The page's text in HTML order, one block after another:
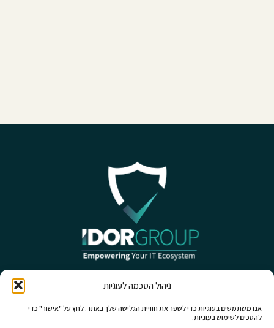
ניהול הסכמה לעוגיות
אנו משתמשים בעוגיות כדי לשפר את חוויית הגלישה שלך באתר. לחץ על "אישור" כדי
להסכים לשימוש בעוגיות.